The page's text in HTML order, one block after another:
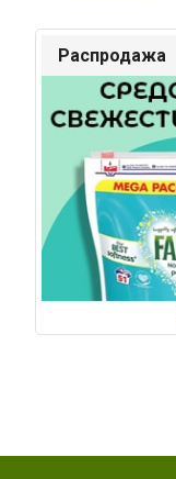
Распродажа